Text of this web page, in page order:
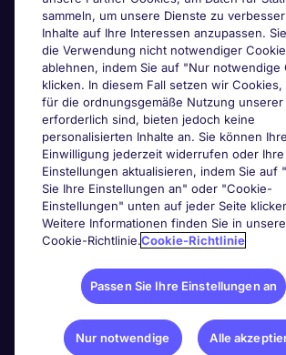
Awards
sammeln, um unsere Dienste zu
Inhalte auf Ihre Interessen anzupassen.
die Verwendung nicht notwendiger
ablehnen, indem Sie auf "Nur notwendige
klicken. In diesem Fall setzen wir
für die ordnungsgemäße Nutzung unserer
erforderlich sind, bieten jedoch keine
personalisierten Inhalte an. Sie können Ihre
Einwilligung jederzeit widerrufen oder Ihre
Einstellungen aktualisieren, indem Sie auf
Sie Ihre Einstellungen an" oder "Cookie-
Einstellungen" unten auf jeder Seite
Weitere Informationen finden Sie in
Cookie-Richtlinie.Cookie-Richtlinie
Passen Sie Ihre Einstellungen an
Nur notwendige Alle